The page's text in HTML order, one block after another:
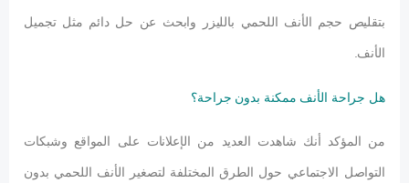
بتقليص حجم الأنف اللحمي بالليزر وابحث عن حل دائم مثل تجميل
الأنف.
هل جراحة الأنف ممكنة بدون جراحة؟
من المؤكد أنك شاهدت العديد من الإعلانات على المواقع وشبكات
التواصل الاجتماعي حول الطرق المختلفة لتصغير الأنف اللحمي بدون